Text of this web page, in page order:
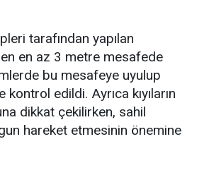
tarafından yapılan
en az 3 metre mesafede
bu mesafeye uyulup
edildi. Ayrıca kıyıların
dikkat çekilirken, sahil
hareket etmesinin önemine